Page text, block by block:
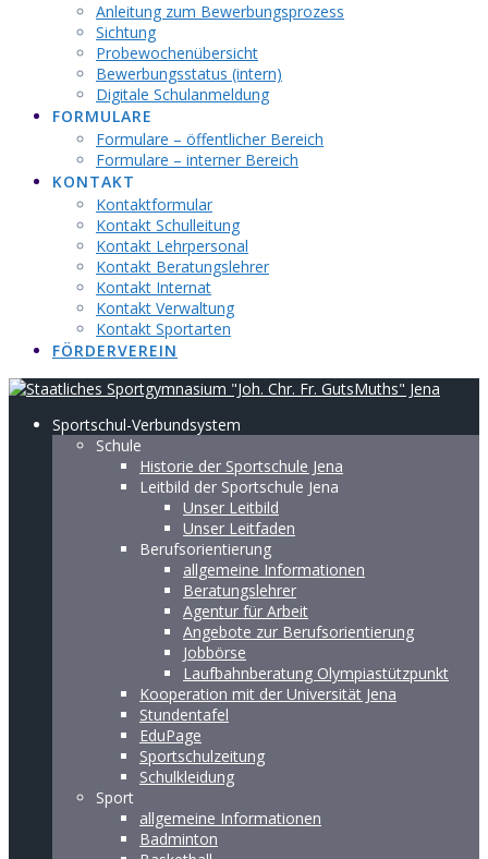
Anleitung zum Bewerbungsprozess
Sichtung
Probewochenübersicht
Bewerbungsstatus (intern)
Digitale Schulanmeldung
FORMULARE
Formulare – öffentlicher Bereich
Formulare – interner Bereich
KONTAKT
Kontaktformular
Kontakt Schulleitung
Kontakt Lehrpersonal
Kontakt Beratungslehrer
Kontakt Internat
Kontakt Verwaltung
Kontakt Sportarten
FÖRDERVEREIN
Sportschul-Verbundsystem
Schule
Historie der Sportschule Jena
Leitbild der Sportschule Jena
Unser Leitbild
Unser Leitfaden
Berufsorientierung
allgemeine Informationen
Beratungslehrer
Agentur für Arbeit
Angebote zur Berufsorientierung
Jobbörse
Laufbahnberatung Olympiastützpunkt
Kooperation mit der Universität Jena
Stundentafel
EduPage
Sportschulzeitung
Schulkleidung
Sport
allgemeine Informationen
Badminton